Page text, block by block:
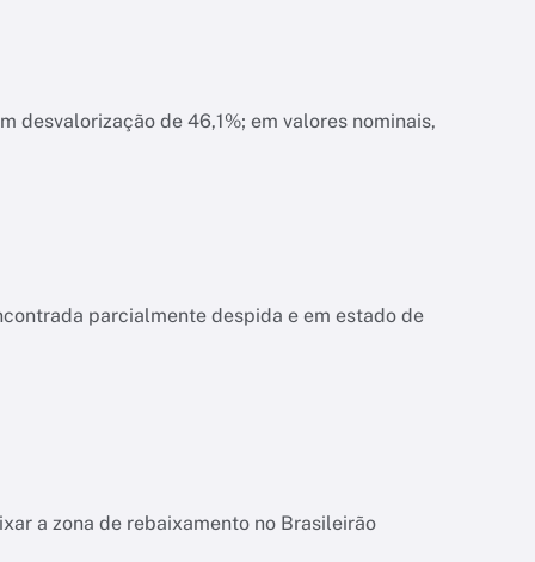
de 46,1%; em valores nominais,
parcialmente despida e em estado de
a zona de rebaixamento no Brasileirão